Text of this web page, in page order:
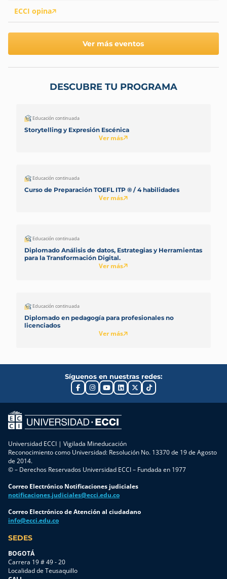
ECCI opina
Ver más eventos
DESCUBRE TU PROGRAMA
Educación continuada
Storytelling y Expresión Escénica
Ver más
Educación continuada
Curso de Preparación TOEFL ITP ® / 4 habilidades
Ver más
Educación continuada
Diplomado Análisis de datos, Estrategias y Herramientas
para la Transformación Digital.
Ver más
Educación continuada
Diplomado en pedagogía para profesionales no
licenciados
Ver más
Síguenos en nuestras redes:
Universidad ECCI | Vigilada Mineducación
Reconocimiento como Universidad: Resolución No. 13370 de 19 de Agosto
de 2014.
© – Derechos Reservados Universidad ECCI – Fundada en 1977
Correo Electrónico Notificaciones judiciales
notificaciones.judiciales@ecci.edu.co
Correo Electrónico de Atención al ciudadano
info@ecci.edu.co
SEDES
BOGOTÁ
Carrera 19 # 49 - 20
Localidad de Teusaquillo